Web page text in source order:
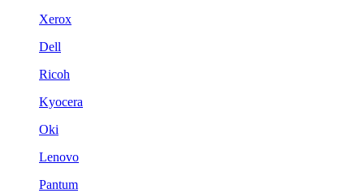
Xerox
Dell
Ricoh
Kyocera
Oki
Lenovo
Pantum